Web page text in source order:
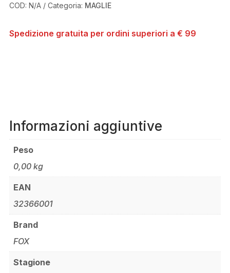
COD: N/A Categoria: MAGLIE
Spedizione gratuita per ordini superiori a € 99
Informazioni aggiuntive
Peso
0,00 kg
EAN
32366001
Brand
FOX
Stagione